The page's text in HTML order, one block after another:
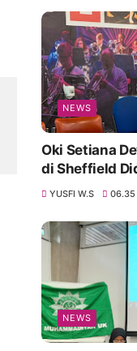
NEWS
Oki Setiana
di Sheffield
YUSFI W.S 06.35
NEWS